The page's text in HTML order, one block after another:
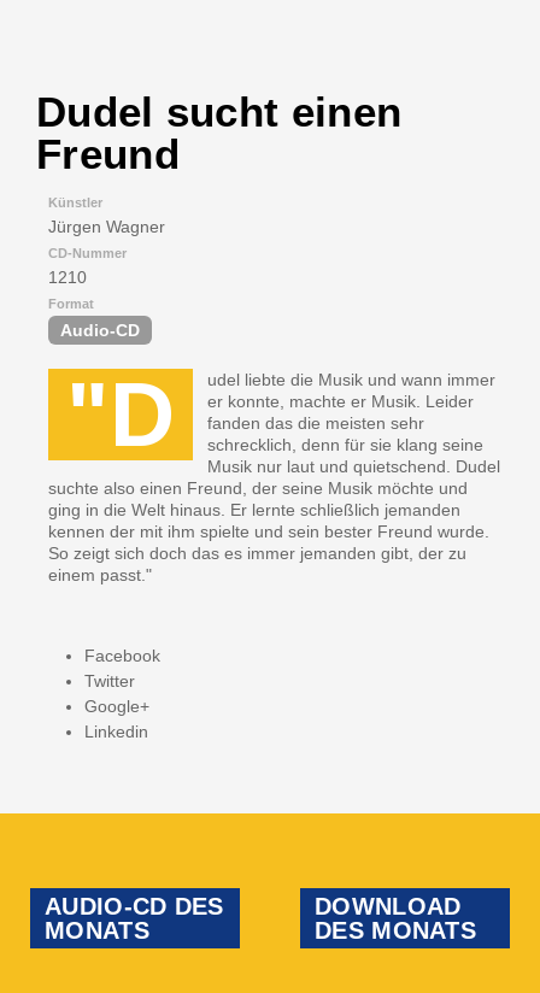
Dudel sucht einen
Freund
Künstler
Jürgen Wagner
CD-Nummer
1210
Format
Audio-CD
"D
udel liebte die Musik und wann immer
er konnte, machte er Musik. Leider
fanden das die meisten sehr
schrecklich, denn für sie klang seine
Musik nur laut und quietschend. Dudel
suchte also einen Freund, der seine Musik möchte und
ging in die Welt hinaus. Er lernte schließlich jemanden
kennen der mit ihm spielte und sein bester Freund wurde.
So zeigt sich doch das es immer jemanden gibt, der zu
einem passt."
Facebook
Twitter
Google+
Linkedin
AUDIO-CD DES
MONATS
DOWNLOAD
DES MONATS